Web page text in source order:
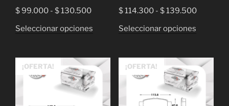
producto
$99.000 - $130.500Rango
precios:
$ 99.000
hasta
$ 130.500
Seleccionar opciones
múltiples
variantes.
Las
opciones
$114.300 - $139.500Rango
$
hasta
$
Seleccionar opcionesEste
Las
opciones
¡OFERTA! ¡OFERTA!